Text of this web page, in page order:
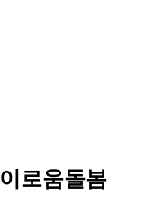
이로움돌봄